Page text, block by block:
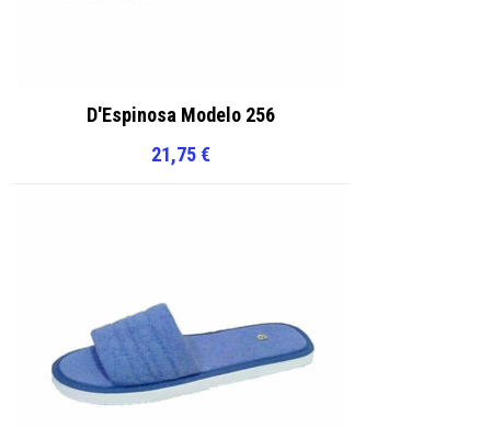
D'Espinosa Modelo 256
21,75€